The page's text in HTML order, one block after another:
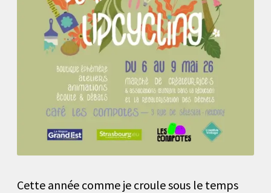
Cette année comme je croule sous le temps